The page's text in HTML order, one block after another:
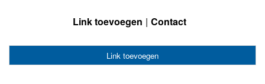
Link toevoegen Contact
Link toevoegen